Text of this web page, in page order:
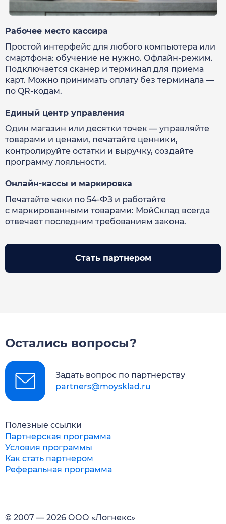
Рабочее место кассира
Простой интерфейс для любого компьютера или
смартфона: обучение не нужно. Офлайн-режим.
Подключается сканер и терминал для приема
карт. Можно принимать оплату без терминала —
по QR-кодам.
Единый центр управления
Один магазин или десятки точек — управляйте
товарами и ценами, печатайте ценники,
контролируйте остатки и выручку, создайте
программу лояльности.
Онлайн-кассы и маркировка
Печатайте чеки по 54-ФЗ и работайте
с маркированными товарами: МойСклад всегда
отвечает последним требованиям закона.
Стать партнером
Остались вопросы?
Задать вопрос по партнерству
partners@moysklad.ru
Полезные ссылки
Партнерская программа
Условия программы
Как стать партнером
Реферальная программа
© 2007 — 2026 ООО «Логнекс»